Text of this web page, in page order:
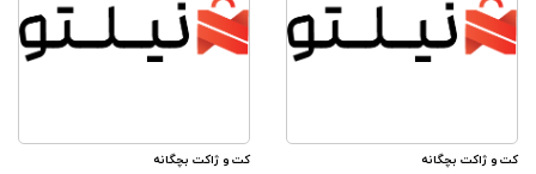
کت و ژاکت بچگانه کت و ژاکت بچگانه